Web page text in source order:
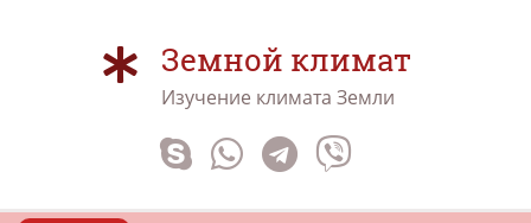
Земной климат
Изучение климата Земли